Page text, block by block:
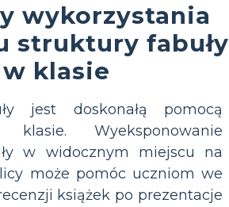
wykorzystania
struktury fabuły
w klasie
jest doskonałą pomocą
Wyeksponowanie
w widocznym miejscu na
może pomóc uczniom we
książek po prezentacje